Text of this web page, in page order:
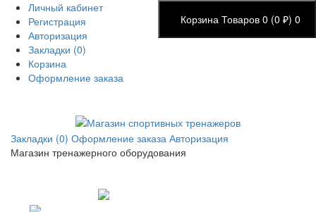
Личный кабинет
Регистрация
Авторизация
Закладки (0)
Корзина
Оформление заказа
Закладки (0) Оформление заказа Авторизация
Магазин тренажерного оборудования
Корзина Товаров 0 (0 ₽) 0